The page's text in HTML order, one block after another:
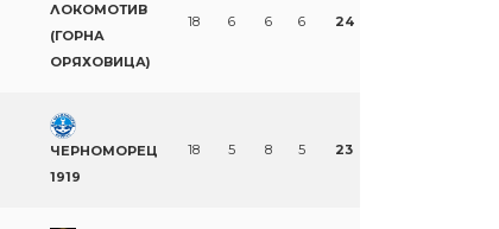
ЛОКОМОТИВ
(ГОРНА
ОРЯХОВИЦА)
18 6 6 6 24
ЧЕРНОМОРЕЦ
1919
18 5 8 5 23